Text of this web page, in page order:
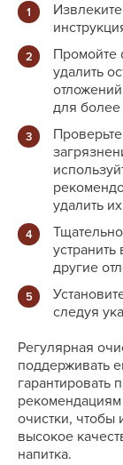
Промойте
удалить
для более
удалить
другие
следуя
Регулярная
поддерживать
рекомендациям
очистки, чтобы
высокое
напитка.